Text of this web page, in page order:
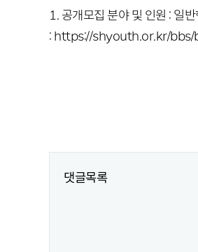
1. 공개모집 분야 및 인원 : 일
: https://shyouth.or.kr/
댓글목록